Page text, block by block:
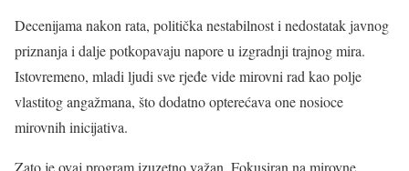
Decenijama nakon rata, politička nestabilnost i nedostatak javnog
priznanja i dalje potkopavaju napore u izgradnji trajnog mira.
Istovremeno, mladi ljudi sve rjeđe vide mirovni rad kao polje
vlastitog angažmana, što dodatno opterećava one nosioce
mirovnih inicijativa.
Zato je ovaj program izuzetno važan. Fokusiran na mirovne